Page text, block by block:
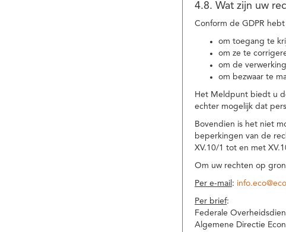
4.8. Wat zijn uw
Conform de GDPR
om toegang te
om ze te
om de
om bezwaar te
Het Meldpunt biedt u
echter mogelijk dat
Bovendien is het niet
beperkingen van de
XV.10/1 tot en met
Om uw rechten op
Per e-mail :
Per brief:
Federale
Algemene Directie